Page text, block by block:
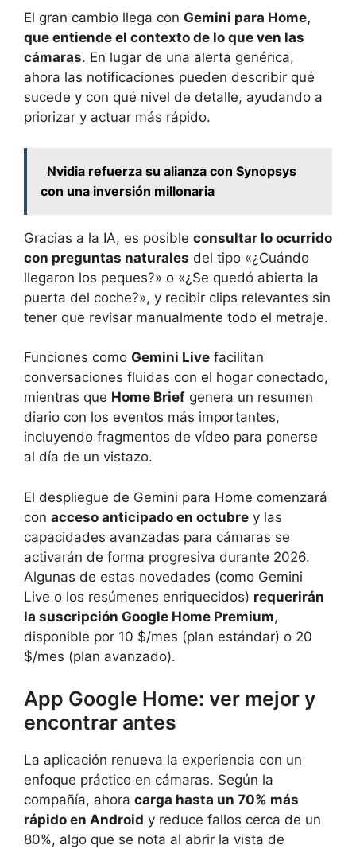
El gran cambio llega con Gemini para Home,
que entiende el contexto de lo que ven las
cámaras. En lugar de una alerta genérica,
ahora las notificaciones pueden describir qué
sucede y con qué nivel de detalle, ayudando a
priorizar y actuar más rápido.
Nvidia refuerza su alianza con Synopsys
con una inversión millonaria
Gracias a la IA, es posible consultar lo ocurrido
con preguntas naturales del tipo «¿Cuándo
llegaron los peques?» o «¿Se quedó abierta la
puerta del coche?», y recibir clips relevantes sin
tener que revisar manualmente todo el metraje.
Funciones como Gemini Live facilitan
conversaciones fluidas con el hogar conectado,
mientras que Home Brief genera un resumen
diario con los eventos más importantes,
incluyendo fragmentos de vídeo para ponerse
al día de un vistazo.
El despliegue de Gemini para Home comenzará
con acceso anticipado en octubre y las
capacidades avanzadas para cámaras se
activarán de forma progresiva durante 2026.
Algunas de estas novedades (como Gemini
Live o los resúmenes enriquecidos) requerirán
la suscripción Google Home Premium,
disponible por 10 $/mes (plan estándar) o 20
$/mes (plan avanzado).
App Google Home: ver mejor y
encontrar antes
La aplicación renueva la experiencia con un
enfoque práctico en cámaras. Según la
compañía, ahora carga hasta un 70% más
rápido en Android y reduce fallos cerca de un
80%, algo que se nota al abrir la vista de